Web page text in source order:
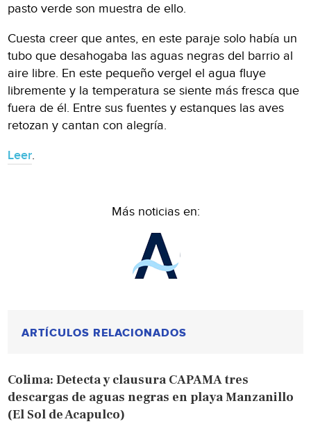
pasto verde son muestra de ello.
Cuesta creer que antes, en este paraje solo había un
tubo que desahogaba las aguas negras del barrio al
aire libre. En este pequeño vergel el agua fluye
libremente y la temperatura se siente más fresca que
fuera de él. Entre sus fuentes y estanques las aves
retozan y cantan con alegría.
Leer.
Más noticias en:
ARTÍCULOS RELACIONADOS
Colima: Detecta y clausura CAPAMA tres
descargas de aguas negras en playa Manzanillo
(El Sol de Acapulco)